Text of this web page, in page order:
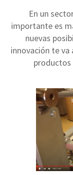
En un
importante es
nuevas
innovación te
productos